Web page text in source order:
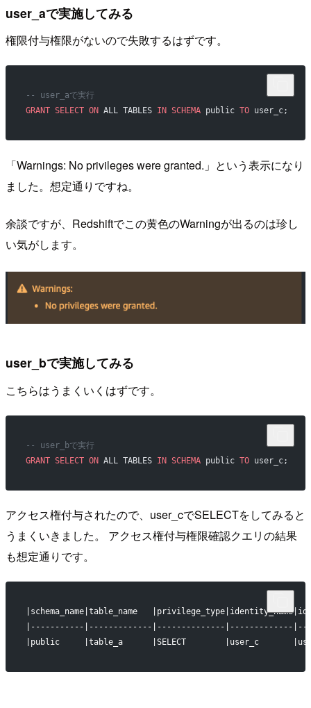
user_aで実施してみる
権限付与権限がないので失敗するはずです。
-- user_aで実行
GRANT SELECT ON ALL TABLES IN SCHEMA public TO user_c;
「Warnings: No privileges were granted.」という表示になり
ました。想定通りですね。
余談ですが、Redshiftでこの黄色のWarningが出るのは珍し
い気がします。
user_bで実施してみる
こちらはうまくいくはずです。
-- user_bで実行
GRANT SELECT ON ALL TABLES IN SCHEMA public TO user_c;
アクセス権付与されたので、user_cでSELECTをしてみると
うまくいきました。 アクセス権付与権限確認クエリの結果
も想定通りです。
|schema_name|table_name
|-----------|-------------|--------------|-------------
|public     |table_a      |SELECT        |user_c